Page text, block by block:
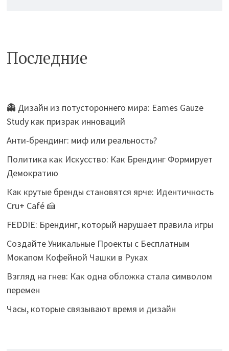
Последние
👻 Дизайн из потустороннего мира: Eames Gauze
Study как призрак инноваций
Анти-брендинг: миф или реальность?
Политика как Искусство: Как Брендинг Формирует
Демократию
Как крутые бренды становятся ярче: Идентичность
Cru+ Café 🍰
FEDDIE: Брендинг, который нарушает правила игры
Создайте Уникальные Проекты с Бесплатным
Мокапом Кофейной Чашки в Руках
Взгляд на гнев: Как одна обложка стала символом
перемен
Часы, которые связывают время и дизайн